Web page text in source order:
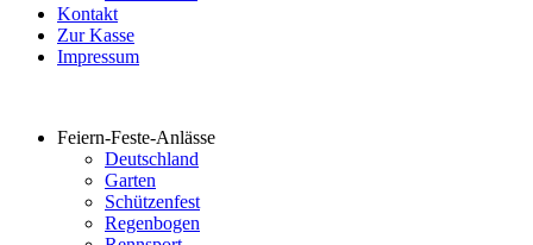
Kontakt
Zur Kasse
Impressum
Feiern-Feste-Anlässe
Deutschland
Garten
Schützenfest
Regenbogen